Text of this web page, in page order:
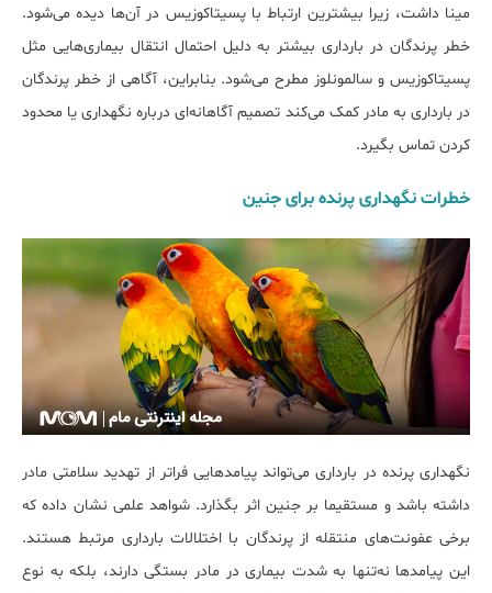
مینا داشت، زیرا بیشترین ارتباط با پسیتاکوزیس در آن‌ها دیده می‌شود.
خطر پرندگان در بارداری بیشتر به دلیل احتمال انتقال بیماری‌هایی مثل
پسیتاکوزیس و سالمونلوز مطرح می‌شود. بنابراین، آگاهی از خطر پرندگان
در بارداری به مادر کمک می‌کند تصمیم آگاهانه‌ای درباره نگهداری یا محدود
کردن تماس بگیرد.
خطرات نگهداری پرنده برای جنین
نگهداری پرنده در بارداری می‌تواند پیامدهایی فراتر از تهدید سلامتی مادر
داشته باشد و مستقیما بر جنین اثر بگذارد. شواهد علمی نشان داده که
برخی عفونت‌های منتقله از پرندگان با اختلالات بارداری مرتبط هستند.
این پیامدها نه‌تنها به شدت بیماری در مادر بستگی دارند، بلکه به نوع